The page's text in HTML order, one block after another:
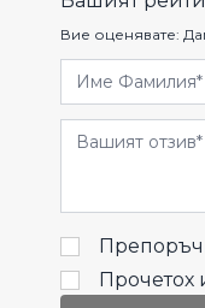
Вие оценявате:
Име Фамилия
Отзиви